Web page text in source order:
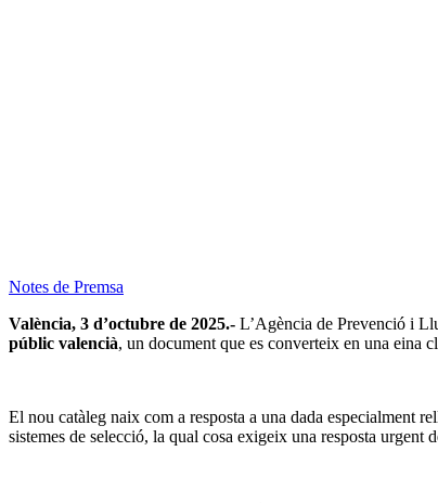
Notes de Premsa
València, 3 d’octubre de 2025.- L’Agència de Prevenció i
públic valencià, un document que es converteix en una eina
El nou catàleg naix com a resposta a una dada especialment
sistemes de selecció, la qual cosa exigeix una resposta urgent